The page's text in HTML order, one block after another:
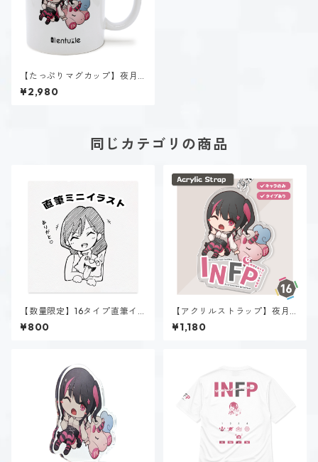
【たっぷりマグカップ】夜月
夢乃（INFP）
¥2,980
同じカテゴリの商品
【数量限定】16タイプ直筆イ
ラスト
¥800
【アクリルストラップ】夜月
夢乃（INFP）
¥1,180